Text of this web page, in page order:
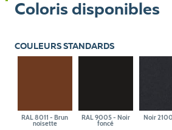
Coloris disponibles
COULEURS STANDARDS
RAL 8011 - Brun
noisette
RAL 9005 - Noir
foncé
Noir